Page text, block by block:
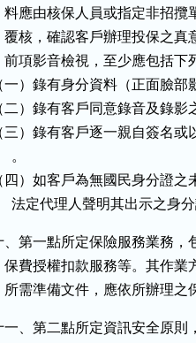
料應由核保人員或指定非招
覆核，確認客戶辦理投保之真
前項影音檢視，至少應包括下
一）錄有身分資料（正面臉部
二）錄有客戶同意錄音及錄影
三）錄有客戶逐一親自簽名或
。
四）如客戶為無國民身分證之
法定代理人聲明其出示之身
、第一點所定保險服務業務，
保費授權扣款服務等。其作
所需準備文件，應依所辦理之
一、第二點所定資訊安全原則